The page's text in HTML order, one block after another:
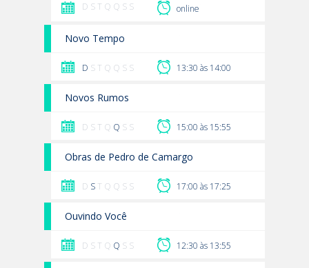
D S T Q Q S S online
Novo Tempo
D S T Q Q S S 13:30 às 14:00
Novos Rumos
D S T Q Q S S 15:00 às 15:55
Obras de Pedro de Camargo
D S T Q Q S S 17:00 às 17:25
Ouvindo Você
D S T Q Q S S 12:30 às 13:55